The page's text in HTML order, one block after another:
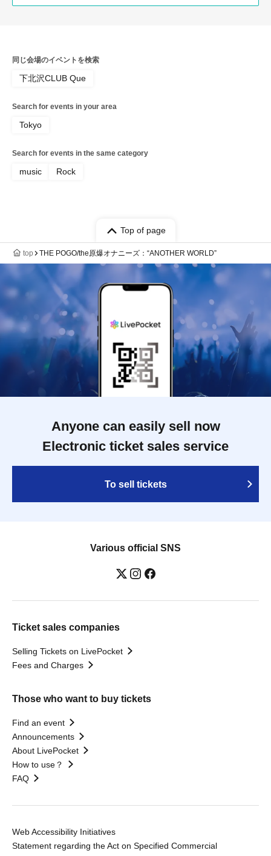
同じ会場のイベントを検索
下北沢CLUB Que
Search for events in your area
Tokyo
Search for events in the same category
music Rock
Top of page
top THE POGO/the原爆オナニーズ：“ANOTHER WORLD”
Anyone can easily sell now
Electronic ticket sales service
To sell tickets
Various official SNS
Ticket sales companies
Selling Tickets on LivePocket
Fees and Charges
Those who want to buy tickets
Find an event
Announcements
About LivePocket
How to use？
FAQ
Web Accessibility Initiatives
Statement regarding the Act on Specified Commercial